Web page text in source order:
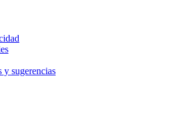
y sugerencias